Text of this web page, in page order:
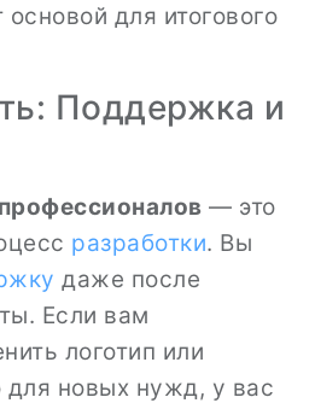
для итогового
Поддержка и
— это
разработки. Вы
даже после
Если вам
логотип или
для новых нужд, у вас